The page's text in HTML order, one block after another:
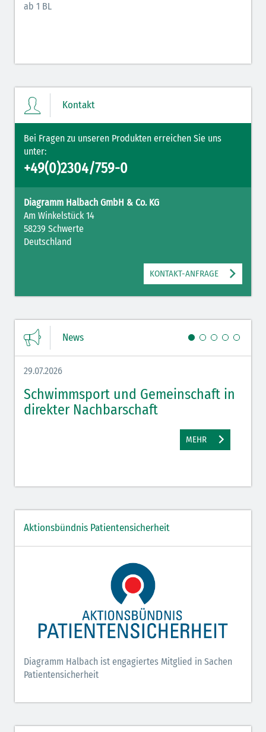
Elektrolyte NaCl (grün)
ab 1 BL
Kontakt
Bei Fragen zu unseren Produkten erreichen Sie uns
unter:
+49(0)2304/759-0
Diagramm Halbach GmbH & Co. KG
Am Winkelstück 14
58239 Schwerte
Deutschland
KONTAKT-ANFRAGE
News
29.07.2026
Schwimmsport und Gemeinschaft in
direkter Nachbarschaft
MEHR
Aktionsbündnis Patientensicherheit
Diagramm Halbach ist engagiertes Mitglied in Sachen
Patientensicherheit